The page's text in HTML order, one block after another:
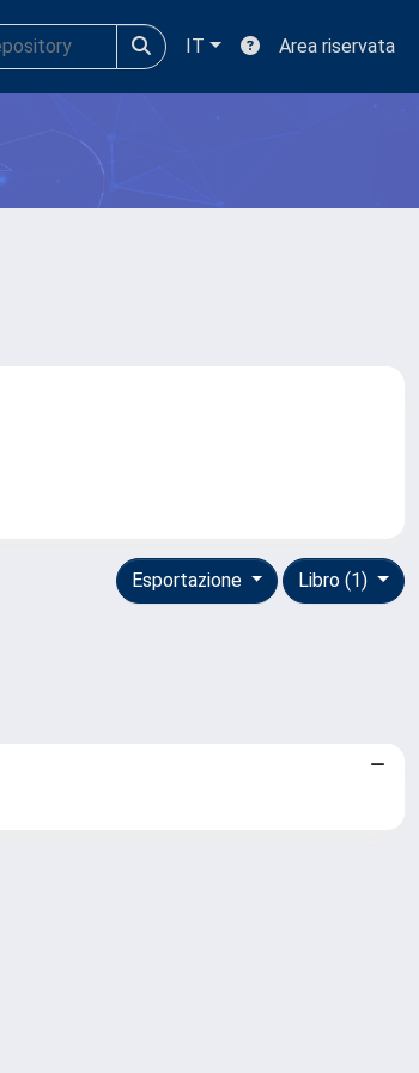
IT Area riservata
Libro (1)
Esportazione